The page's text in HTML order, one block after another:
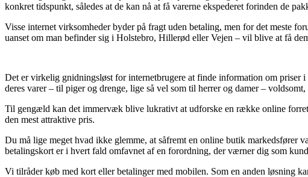
konkret tidspunkt, således at de kan nå at få varerne ekspederet forinden de
Visse internet virksomheder byder på fragt uden betaling, men for det meste
uanset om man befinder sig i Holstebro, Hillerød eller Vejen – vil blive at få
Det er virkelig gnidningsløst for internetbrugere at finde information om priser
deres varer – til piger og drenge, lige så vel som til herrer og damer –
Til gengæld kan det immervæk blive lukrativt at udforske en række online
den mest attraktive pris.
Du må lige meget hvad ikke glemme, at såfremt en online butik
betalingskort er i hvert fald omfavnet af en forordning, der værner dig som
Vi tilråder køb med kort eller betalinger med mobilen. Som en anden løsning